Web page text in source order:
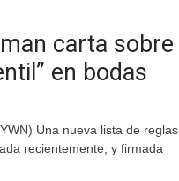
carta sobre
en bodas
Una nueva lista de reglas
recientemente, y firmada